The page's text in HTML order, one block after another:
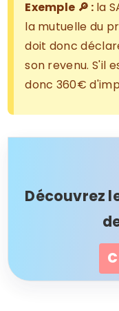
Exemple 🔎 : la
la mutuelle du
doit donc
son revenu. S'il
donc 360€
Découvrez